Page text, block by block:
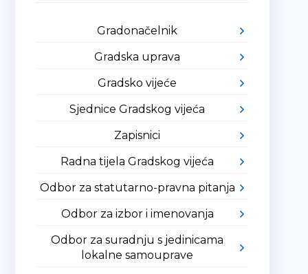
Gradonačelnik
Gradska uprava
Gradsko vijeće
Sjednice Gradskog vijeća
Zapisnici
Radna tijela Gradskog vijeća
Odbor za statutarno-pravna pitanja
Odbor za izbor i imenovanja
Odbor za suradnju s jedinicama
lokalne samouprave